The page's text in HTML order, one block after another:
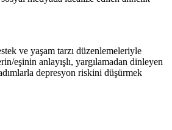
ve yaşam tarzı düzenlemeleriyle
eşinin anlayışlı, yargılamadan dinleyen
depresyon riskini düşürmek